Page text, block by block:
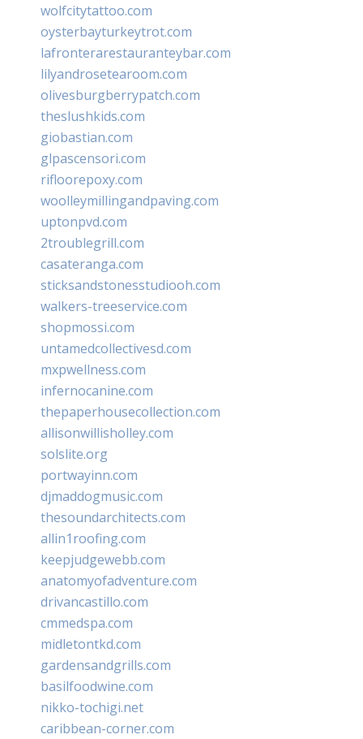
wolfcitytattoo.com
oysterbayturkeytrot.com
lafronterarestauranteybar.com
lilyandrosetearoom.com
olivesburgberrypatch.com
theslushkids.com
giobastian.com
glpascensori.com
rifloorepoxy.com
woolleymillingandpaving.com
uptonpvd.com
2troublegrill.com
casateranga.com
sticksandstonesstudiooh.com
walkers-treeservice.com
shopmossi.com
untamedcollectivesd.com
mxpwellness.com
infernocanine.com
thepaperhousecollection.com
allisonwillisholley.com
solslite.org
portwayinn.com
djmaddogmusic.com
thesoundarchitects.com
allin1roofing.com
keepjudgewebb.com
anatomyofadventure.com
drivancastillo.com
cmmedspa.com
midletontkd.com
gardensandgrills.com
basilfoodwine.com
nikko-tochigi.net
caribbean-corner.com